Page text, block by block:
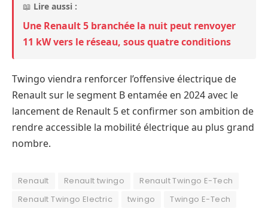
📖 Lire aussi :
Une Renault 5 branchée la nuit peut renvoyer
11 kW vers le réseau, sous quatre conditions
Twingo viendra renforcer l’offensive électrique de
Renault sur le segment B entamée en 2024 avec le
lancement de Renault 5 et confirmer son ambition de
rendre accessible la mobilité électrique au plus grand
nombre.
Renault Renault twingo
Renault Twingo E-Tech
Renault Twingo Electric
twingo Twingo E-Tech